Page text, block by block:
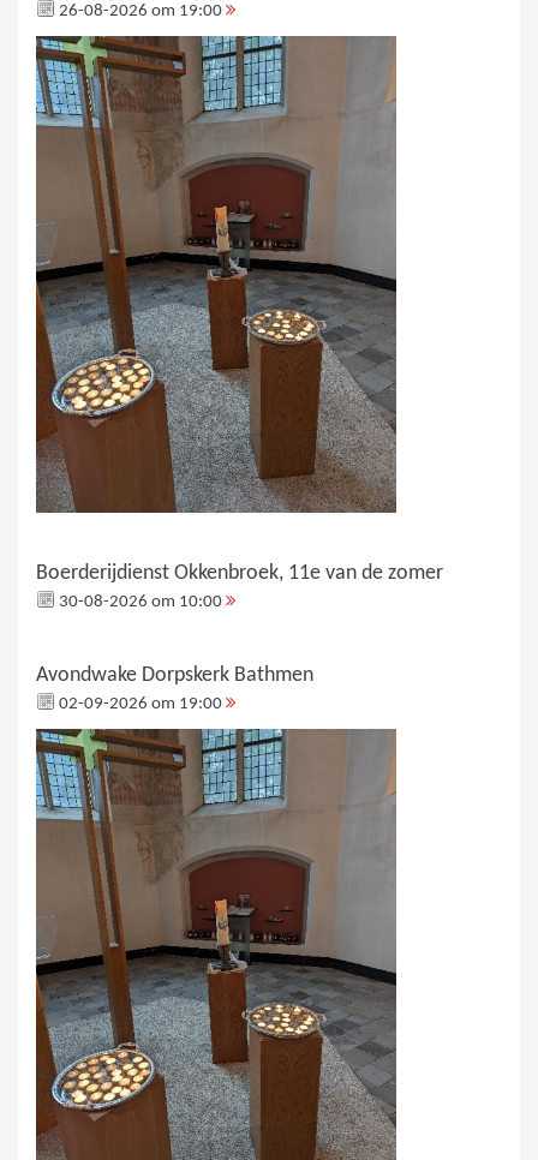
26-08-2026 om 19:00
Boerderijdienst Okkenbroek, 11e van de zomer
30-08-2026 om 10:00
Avondwake Dorpskerk Bathmen
02-09-2026 om 19:00